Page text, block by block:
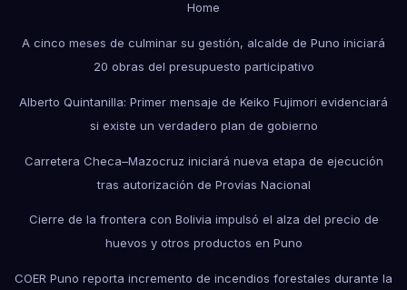
Home
A cinco meses de culminar su gestión, alcalde de Puno iniciará
20 obras del presupuesto participativo
Alberto Quintanilla: Primer mensaje de Keiko Fujimori evidenciará
si existe un verdadero plan de gobierno
Carretera Checa–Mazocruz iniciará nueva etapa de ejecución
tras autorización de Provías Nacional
Cierre de la frontera con Bolivia impulsó el alza del precio de
huevos y otros productos en Puno
COER Puno reporta incremento de incendios forestales durante la